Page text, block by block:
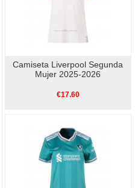
Camiseta Liverpool Segunda
Mujer 2025-2026
€17.60